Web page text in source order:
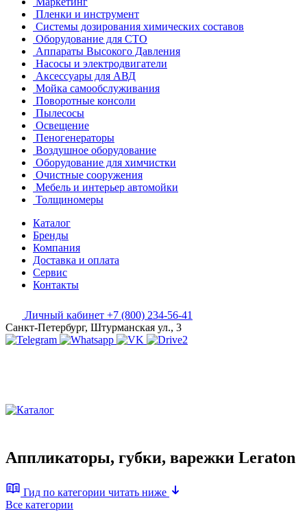
Пленки и инструмент
Системы дозирования химических составов
Оборудование для СТО
Аппараты Высокого Давления
Насосы и электродвигатели
Аксессуары для АВД
Мойка самообслуживания
Поворотные консоли
Пылесосы
Освещение
Пеногенераторы
Воздушное оборудование
Оборудование для химчистки
Очистные сооружения
Мебель и интерьер автомойки
Толщиномеры
Каталог
Бренды
Компания
Доставка и оплата
Сервис
Контакты
Личный кабинет +7 (800) 234-56-41
Санкт-Петербург, Штурманская ул., 3
Аппликаторы, губки, варежки Leraton
Гид по категории читать ниже
Все категории